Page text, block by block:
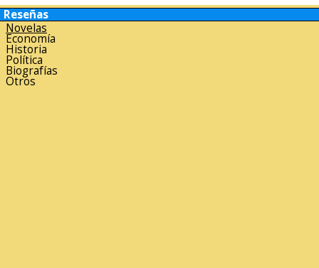
Reseñas
Novelas
Economía
Historia
Política
Biografías
Otros